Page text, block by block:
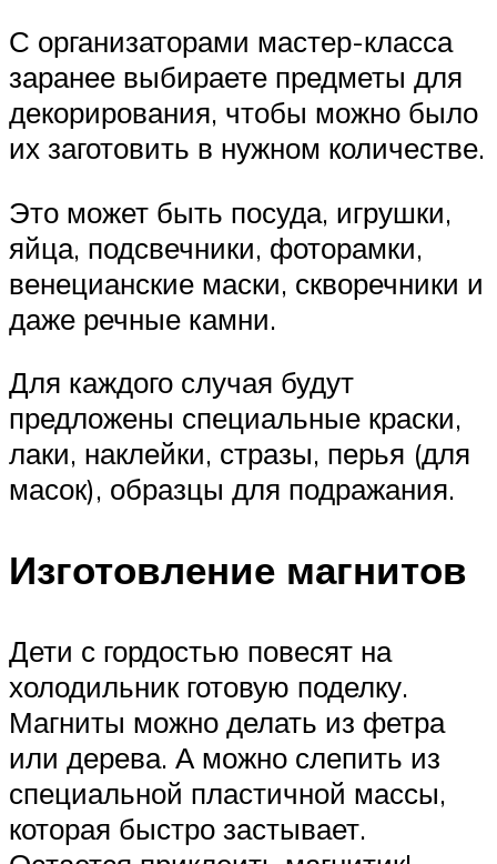
С организаторами мастер-класса
заранее выбираете предметы для
декорирования, чтобы можно было
их заготовить в нужном количестве.
Это может быть посуда, игрушки,
яйца, подсвечники, фоторамки,
венецианские маски, скворечники и
даже речные камни.
Для каждого случая будут
предложены специальные краски,
лаки, наклейки, стразы, перья (для
масок), образцы для подражания.
Изготовление магнитов
Дети с гордостью повесят на
холодильник готовую поделку.
Магниты можно делать из фетра
или дерева. А можно слепить из
специальной пластичной массы,
которая быстро застывает.